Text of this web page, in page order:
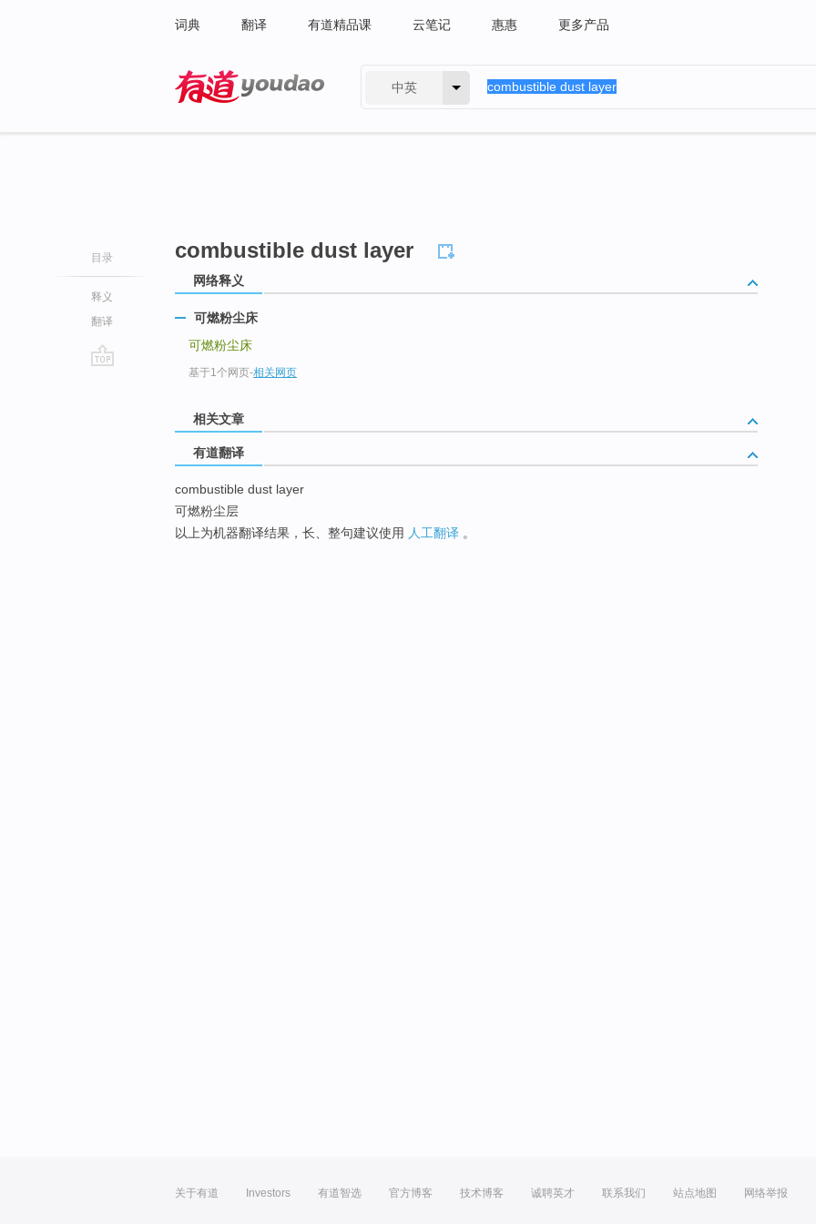
词典 翻译 有道精品课 云笔记 惠惠 更多产品
中英
目录
释义
翻译
combustible dust layer
网络释义
可燃粉尘床
可燃粉尘床
基于1个网页-相关网页
相关文章
有道翻译
combustible dust layer
可燃粉尘层
以上为机器翻译结果，长、整句建议使用 人工翻译 。
关于有道 Investors 有道智选 官方博客 技术博客 诚聘英才 联系我们 站点地图 网络举报